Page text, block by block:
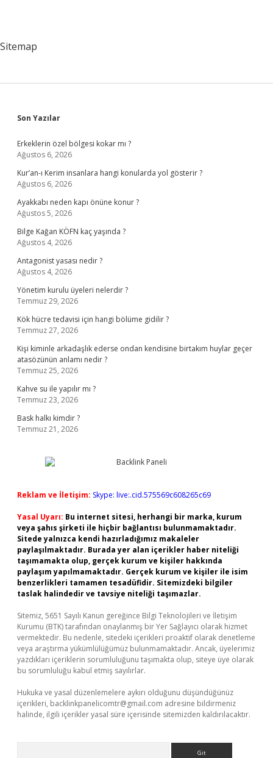
Sitemap
Sidebar
Son Yazılar
Erkeklerin özel bölgesi kokar mı ?
Ağustos 6, 2026
Kur’an-ı Kerim insanlara hangi konularda yol gösterir ?
Ağustos 6, 2026
Ayakkabı neden kapı önüne konur ?
Ağustos 5, 2026
Bilge Kağan KÖFN kaç yaşında ?
Ağustos 4, 2026
Antagonist yasası nedir ?
Ağustos 4, 2026
Yönetim kurulu üyeleri nelerdir ?
Temmuz 29, 2026
Kök hücre tedavisi için hangi bölüme gidilir ?
Temmuz 27, 2026
Kişi kiminle arkadaşlık ederse ondan kendisine birtakım huylar geçer
atasözünün anlamı nedir ?
Temmuz 25, 2026
Kahve su ile yapılır mı ?
Temmuz 23, 2026
Bask halkı kimdir ?
Temmuz 21, 2026
Reklam ve İletişim: Skype: live:.cid.575569c608265c69
Yasal Uyarı: Bu internet sitesi, herhangi bir marka, kurum
veya şahıs şirketi ile hiçbir bağlantısı bulunmamaktadır.
Sitede yalnızca kendi hazırladığımız makaleler
paylaşılmaktadır. Burada yer alan içerikler haber niteliği
taşımamakta olup, gerçek kurum ve kişiler hakkında
paylaşım yapılmamaktadır. Gerçek kurum ve kişiler ile isim
benzerlikleri tamamen tesadüfidir. Sitemizdeki bilgiler
taslak halindedir ve tavsiye niteliği taşımazlar.
Sitemiz, 5651 Sayılı Kanun gereğince Bilgi Teknolojileri ve İletişim
Kurumu (BTK) tarafından onaylanmış bir Yer Sağlayıcı olarak hizmet
vermektedir. Bu nedenle, sitedeki içerikleri proaktif olarak denetleme
veya araştırma yükümlülüğümüz bulunmamaktadır. Ancak, üyelerimiz
yazdıkları içeriklerin sorumluluğunu taşımakta olup, siteye üye olarak
bu sorumluluğu kabul etmiş sayılırlar.
Hukuka ve yasal düzenlemelere aykırı olduğunu düşündüğünüz
içerikleri, backlinkpanelicomtr@gmail.com adresine bildirmeniz
halinde, ilgili içerikler yasal süre içerisinde sitemizden kaldırılacaktır.